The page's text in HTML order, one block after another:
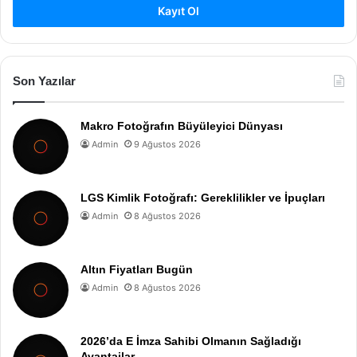
Kayıt Ol
Son Yazılar
Makro Fotoğrafın Büyüleyici Dünyası
Admin 9 Ağustos 2026
LGS Kimlik Fotoğrafı: Gereklilikler ve İpuçları
Admin 8 Ağustos 2026
Altın Fiyatları Bugün
Admin 8 Ağustos 2026
2026’da E İmza Sahibi Olmanın Sağladığı